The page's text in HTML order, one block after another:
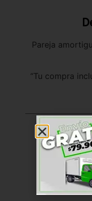
Pareja
“Tu compra
Dólar
Unidos
SKU
Categoría